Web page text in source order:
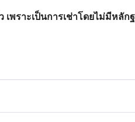
ราะเป็นการเช่าโดยไม่มีหลัก